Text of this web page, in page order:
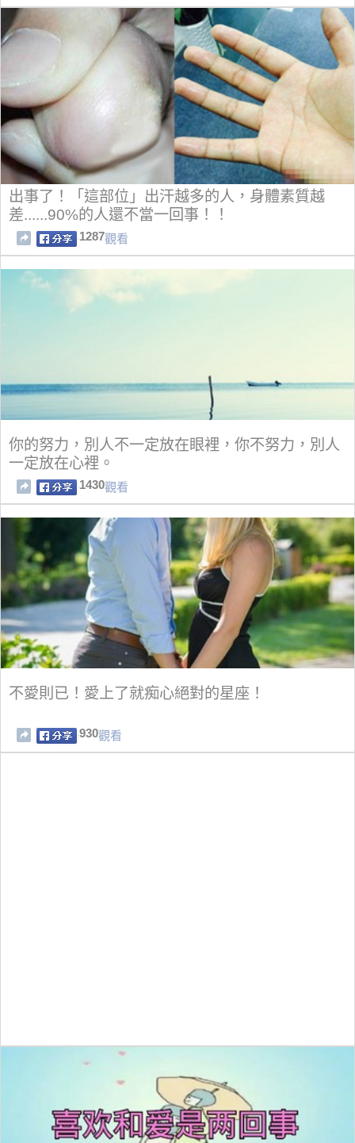
出事了！「這部位」出汗越多的人，身體素質越
差......90%的人還不當一回事！！
1287觀看
你的努力，別人不一定放在眼裡，你不努力，別人
一定放在心裡。
1430觀看
不愛則已！愛上了就痴心絕對的星座！
930觀看